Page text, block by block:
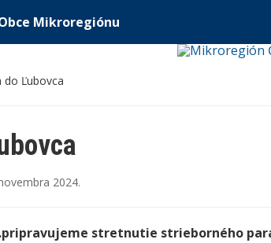
Mikroregiónu
do Ľubovca
2024.
pripravujeme stretnutie strieborného